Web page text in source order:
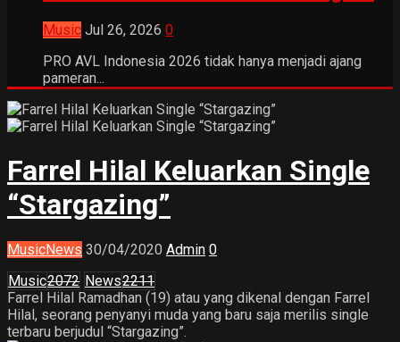
Music Jul 26, 2026 0
PRO AVL Indonesia 2026 tidak hanya menjadi ajang
pameran...
Farrel Hilal Keluarkan Single
“Stargazing”
MusicNews 30/04/2020 Admin 0
Music2072 News2211
Farrel Hilal Ramadhan (19) atau yang dikenal dengan Farrel
Hilal, seorang penyanyi muda yang baru saja merilis single
terbaru berjudul “Stargazing”.